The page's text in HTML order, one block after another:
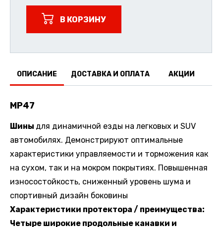
В КОРЗИНУ
ОПИСАНИЕ ДОСТАВКА И ОПЛАТА АКЦИИ
MP47
Шины для динамичной езды на легковых и SUV
автомобилях. Демонстрируют оптимальные
характеристики управляемости и торможения как
на сухом, так и на мокром покрытиях. Повышенная
износостойкость, сниженный уровень шума и
спортивный дизайн боковины
Характеристики протектора / преимущества:
Четыре широкие продольные канавки и